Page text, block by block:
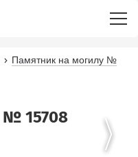
Памятник на могилу №
№ 15708